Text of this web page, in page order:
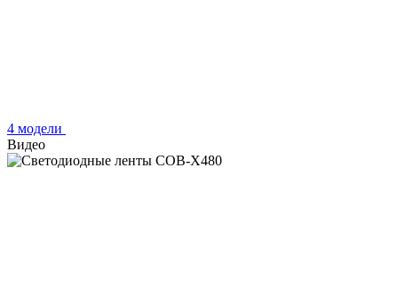
4 модели
Видео